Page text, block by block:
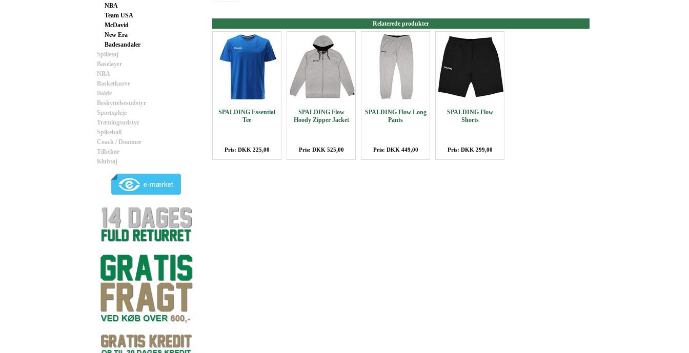
NBA
Team USA
McDavid
New Era
Badesandaler
Spilletøj
Baselayer
NBA
Basketkurve
Bolde
Beskyttelsesudstyr
Sportspleje
Træningsudstyr
Spikeball
Coach / Dommer
Tilbehør
Klubtøj
Relaterede produkter
SPALDING Essential
Tee
Pris: DKK 225,00
SPALDING Flow
Hoody Zipper Jacket
Pris: DKK 525,00
SPALDING Flow Long
Pants
Pris: DKK 449,00
SPALDING Flow
Shorts
Pris: DKK 299,00